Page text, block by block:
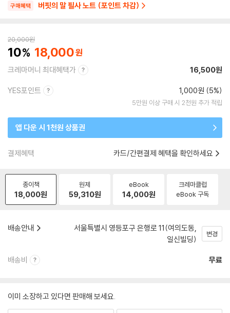
구매혜택 버핏의 말 필사 노트 (포인트 차감)
20,000원
10 18,000
크레마머니 최대혜택가 16,500원
YES포인트 1,000원 (5%)
5만원 이상 구매 시 2천원 추가 적립
앱 다운 시 1천원 상품권
결제혜택 카드/간편결제 혜택을 확인하세요
종이책
18,000원
원제
59,310원
eBook
14,000원
크레마클럽
eBook 구독
배송안내
서울특별시 영등포구 은행로 11(여의도동,
일신빌딩)
변경
배송비 무료
이미 소장하고 있다면 판매해 보세요.